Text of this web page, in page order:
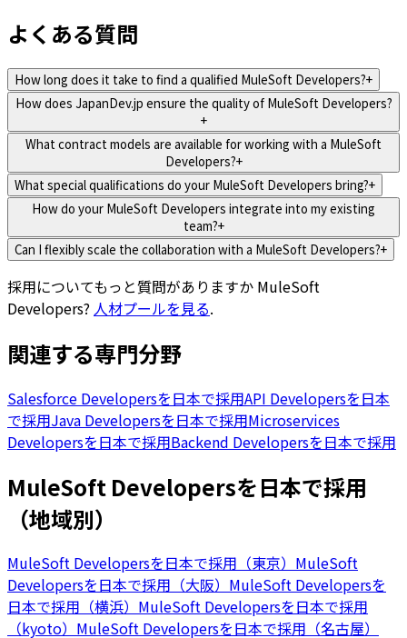
よくある質問
How long does it take to find a qualified MuleSoft Developers?+
How does JapanDev.jp ensure the quality of MuleSoft Developers?
+
What contract models are available for working with a MuleSoft
Developers?+
What special qualifications do your MuleSoft Developers bring?+
How do your MuleSoft Developers integrate into my existing
team?+
Can I flexibly scale the collaboration with a MuleSoft Developers?+
採用についてもっと質問がありますか MuleSoft
Developers? 人材プールを見る.
関連する専門分野
Salesforce Developersを日本で採用API Developersを日本
で採用Java Developersを日本で採用Microservices
Developersを日本で採用Backend Developersを日本で採用
MuleSoft Developersを日本で採用
（地域別）
MuleSoft Developersを日本で採用（東京） MuleSoft
Developersを日本で採用（大阪） MuleSoft Developersを
日本で採用（横浜） MuleSoft Developersを日本で採用
（kyoto） MuleSoft Developersを日本で採用（名古屋）